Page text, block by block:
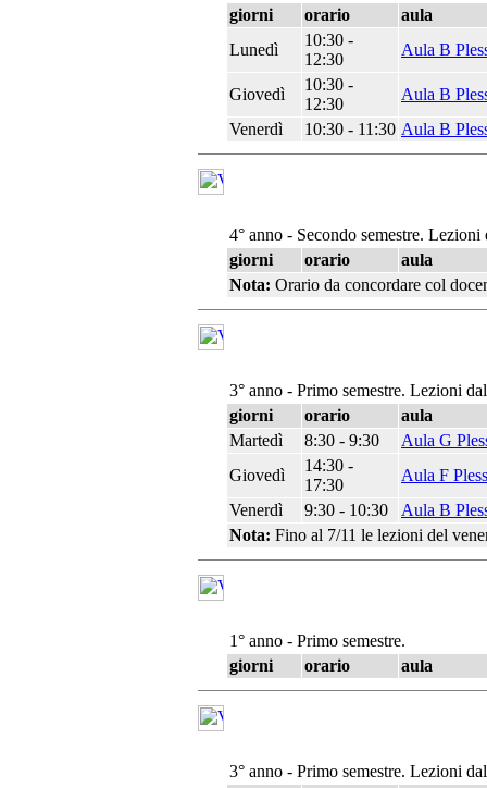
giorni
orario
aula
Lunedì
10:30 -
12:30
Aula B
Giovedì
10:30 -
12:30
Aula B
Venerdì
10:30 - 11:30 Aula B
4° anno - Secondo semestre.
giorni
orario
aula
Nota: Orario da concordare col
3° anno - Primo semestre. Lezioni
giorni
orario
aula
Martedì
8:30 - 9:30
Aula G
Giovedì
14:30 -
17:30
Aula F
Venerdì
9:30 - 10:30
Aula B
Nota: Fino al 7/11 le lezioni del
1° anno - Primo semestre.
giorni
orario aula
3° anno - Primo semestre. Lezioni